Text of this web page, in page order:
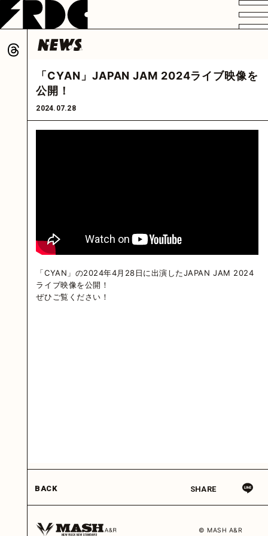
VIDEO
DISCOGRAPHY
GOODS FAN CLUB
HOME
「CYAN」JAPAN JAM 2024ライブ映像を
公開！
2024.07.28
「CYAN」の2024年4月28日に出演したJAPAN JAM 2024
ライブ映像を公開！
ぜひご覧ください！
BACK SHARE
© MASH A&R